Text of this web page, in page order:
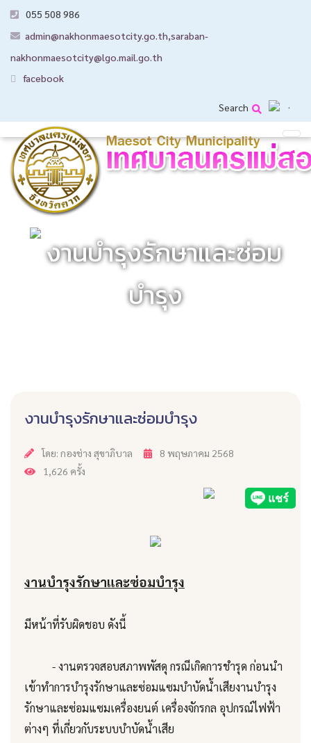
055 508 986
admin@nakhonmaesotcity.go.th,saraban-
nakhonmaesotcity@lgo.mail.go.th
facebook
Search
งานบำรุงรักษาและซ่อม
บำรุง
งานบำรุงรักษาและซ่อมบำรุง
โดย: กองช่าง สุขาภิบาล
8 พฤษภาคม 2568
1,626 ครั้ง
งานบำรุงรักษาและซ่อมบำรุง
มีหน้าที่รับผิดชอบ ดังนี้
- งานตรวจสอบสภาพพัสดุ กรณีเกิดการชำรุด ก่อนนำ
เข้าทำการบำรุงรักษาและซ่อมแซมบำบัดน้ำเสียงานบำรุง
รักษาและซ่อมแซมเครื่องยนต์ เครื่องจักรกล อุปกรณ์ไฟฟ้า
ต่างๆ ที่เกี่ยวกับระบบบำบัดน้ำเสีย